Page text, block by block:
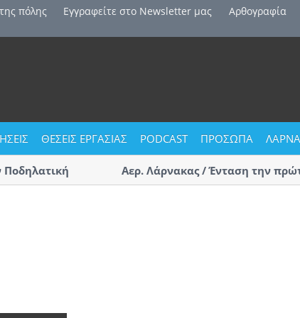
πόλης Εγγραφείτε στο Newsletter μας Αρθογραφία
ΘΕΣΕΙΣ ΕΡΓΑΣΙΑΣ PODCAST ΠΡΟΣΩΠΑ
Αερ. Λάρνακας / Ένταση την πρώτη
αφίξεις – Επαγγελματίες οδηγοί